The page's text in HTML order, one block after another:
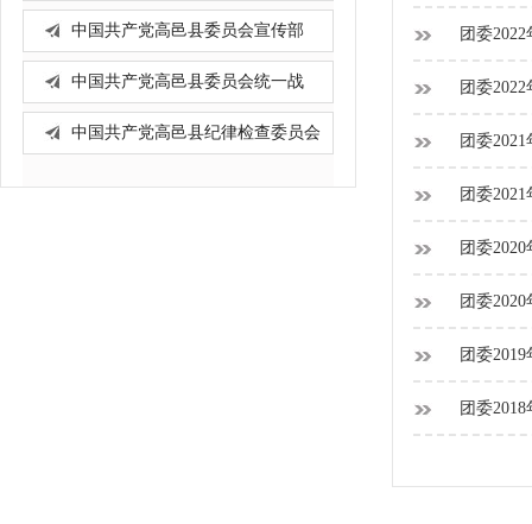
中国共产党高邑县委员会宣传部
中国共产党高邑县委员会统一战
中国共产党高邑县纪律检查委员会
团委
团委
团委
团委
团委
团委
团委
团委